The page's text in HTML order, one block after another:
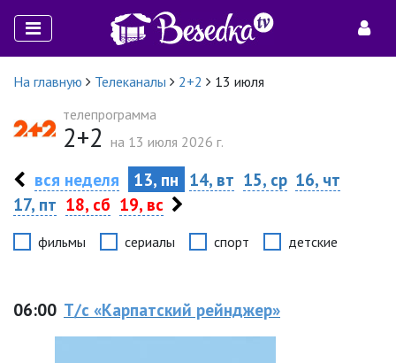
На главную Телеканалы 2+2
13 июля
телепрограмма
2+2 на 13 июля 2026 г.
вся неделя 13, пн 14, вт 15, ср 16, чт
17, пт 18, сб 19, вс
фильмы сериалы спорт детские
06:00 Т/с «Карпатский рейнджер»